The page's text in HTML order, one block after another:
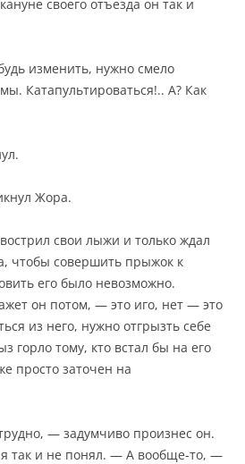
своего отъезда он так и
изменить, нужно смело
Катапультироваться!.. А? Как
Жора.
свои лыжи и только ждал
чтобы совершить прыжок к
его было невозможно.
он потом, — это иго, нет — это
из него, нужно отгрызть себе
горло тому, кто встал бы на его
просто заточен на
— задумчиво произнес он.
я так и не понял. — А вообще-то, —